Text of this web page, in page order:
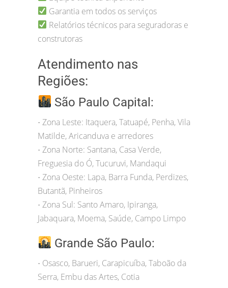
Garantia em todos os serviços
Relatórios técnicos para seguradoras e
construtoras
Atendimento nas
Regiões:
São Paulo Capital:
• Zona Leste: Itaquera, Tatuapé, Penha, Vila
Matilde, Aricanduva e arredores
• Zona Norte: Santana, Casa Verde,
Freguesia do Ó, Tucuruvi, Mandaqui
• Zona Oeste: Lapa, Barra Funda, Perdizes,
Butantã, Pinheiros
• Zona Sul: Santo Amaro, Ipiranga,
Jabaquara, Moema, Saúde, Campo Limpo
Grande São Paulo:
• Osasco, Barueri, Carapicuíba, Taboão da
Serra, Embu das Artes, Cotia